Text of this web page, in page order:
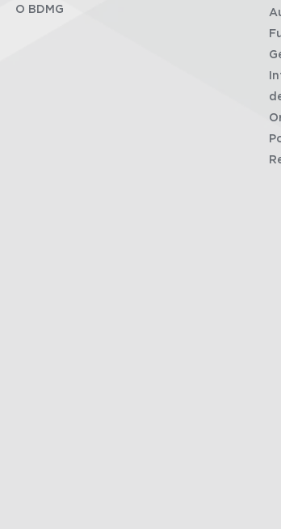
O BDMG